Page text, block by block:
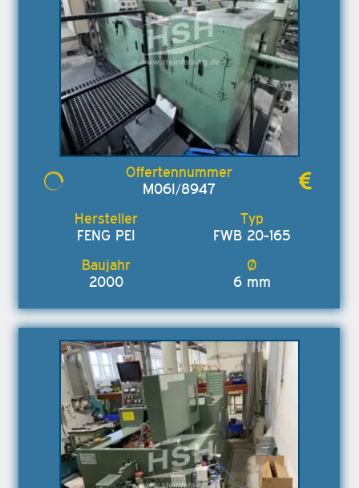
M06I/8947
FENG PEI FWB 20-165
2000 6 mm